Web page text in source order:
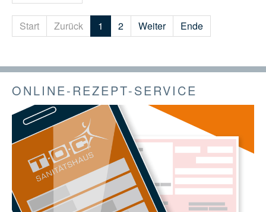
Start Zurück 1 2 Weiter Ende
ONLINE-REZEPT-SERVICE